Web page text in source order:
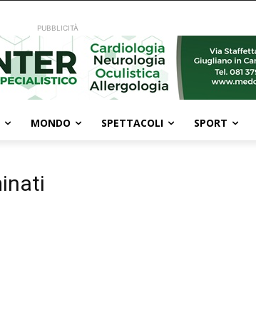
PUBBLICITÀ
MONDO SPETTACOLI SPORT